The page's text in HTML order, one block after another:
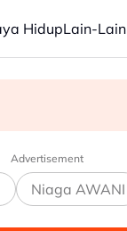
HidupLain-Lain
Advertisement
Niaga AWANI